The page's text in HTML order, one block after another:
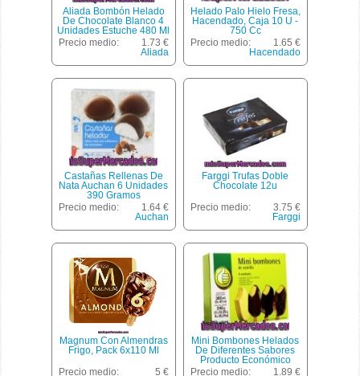
Aliada Bombón Helado
De Chocolate Blanco 4
Unidades Estuche 480 Ml
Precio medio:
1.73 €
Aliada
Helado Palo Hielo Fresa,
Hacendado, Caja 10 U -
750 Cc
Precio medio:
1.65 €
Hacendado
Castañas Rellenas De
Nata Auchan 6 Unidades
390 Gramos
Precio medio:
1.64 €
Auchan
Farggi Trufas Doble
Chocolate 12u
Precio medio:
3.75 €
Farggi
Magnum Con Almendras
Frigo, Pack 6x110 Ml
Precio medio:
5 €
Mini Bombones Helados
De Diferentes Sabores
Producto Económico
Alcampo 8 Unidades De
Precio medio: 1.89 €